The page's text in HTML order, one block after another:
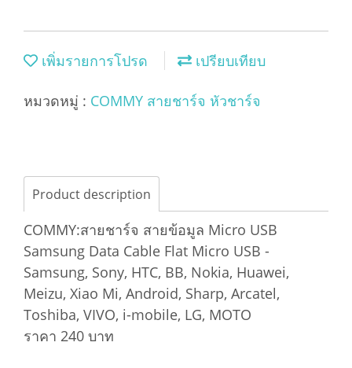
เพิ่มรายการโปรด เปรียบเทียบ
หมวดหมู่ : COMMY สายชาร์จ หัวชาร์จ
Product description
COMMY:สายชาร์จ สายข้อมูล Micro USB
Samsung Data Cable Flat Micro USB -
Samsung, Sony, HTC, BB, Nokia, Huawei,
Meizu, Xiao Mi, Android, Sharp, Arcatel,
Toshiba, VIVO, i-mobile, LG, MOTO
ราคา 240 บาท